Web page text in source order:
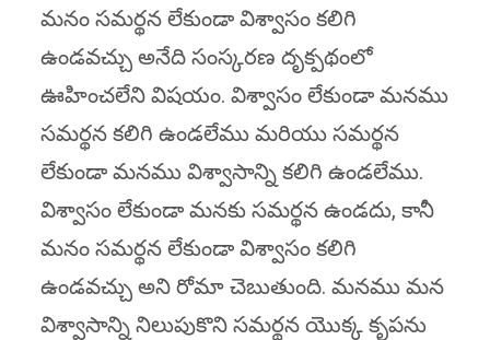
మనం సమర్థన లేకుండా విశ్వాసం కలిగి
ఉండవచ్చు అనేది సంస్కరణ దృక్పథంలో
ఊహించలేని విషయం. విశ్వాసం లేకుండా మనము
సమర్థన కలిగి ఉండలేము మరియు సమర్థన
లేకుండా మనము విశ్వాసాన్ని కలిగి ఉండలేము.
విశ్వాసం లేకుండా మనకు సమర్థన ఉండదు, కానీ
మనం సమర్థన లేకుండా విశ్వాసం కలిగి
ఉండవచ్చు అని రోమా చెబుతుంది. మనము మన
విశ్వాసాన్ని నిలుపుకొని సమర్థన యొక్క కృపను